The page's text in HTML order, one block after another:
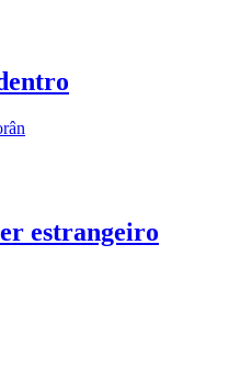
estrangeiro